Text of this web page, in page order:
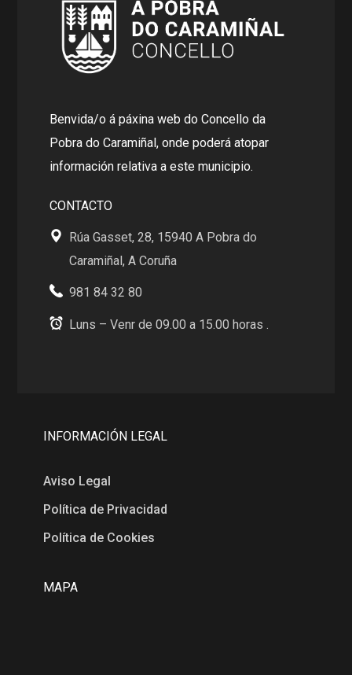
Benvida/o á páxina web do Concello da
Pobra do Caramiñal, onde poderá atopar
información relativa a este municipio.
CONTACTO
Rúa Gasset, 28, 15940 A Pobra do
Caramiñal, A Coruña
981 84 32 80
Luns – Venr de 09.00 a 15.00 horas .
INFORMACIÓN LEGAL
Aviso Legal
Política de Privacidad
Política de Cookies
MAPA